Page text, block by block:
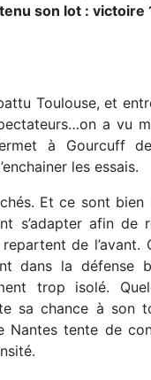
son lot :
Toulouse, et
a vu
à Gourcuff
les essais.
Et ce sont bien
s’adapter afin de
de l’avant.
dans la défense
trop isolé.
sa chance à son
Nantes tente de